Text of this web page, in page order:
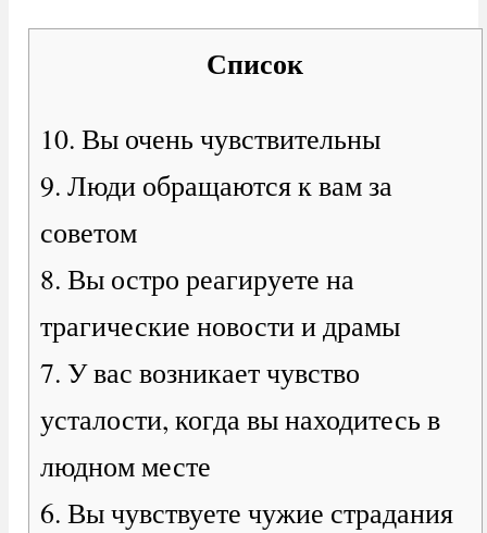
Список
10. Вы очень чувствительны
9. Люди обращаются к вам за
советом
8. Вы остро реагируете на
трагические новости и драмы
7. У вас возникает чувство
усталости, когда вы находитесь в
людном месте
6. Вы чувствуете чужие страдания